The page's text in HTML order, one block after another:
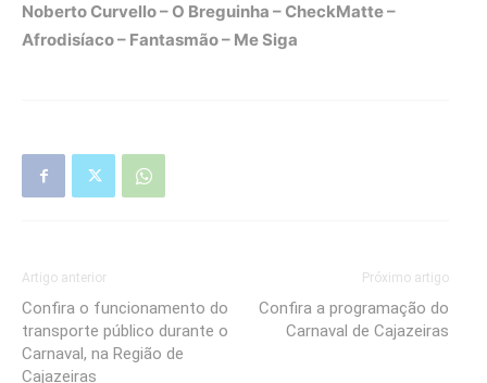
Noberto Curvello – O Breguinha – CheckMatte –
Afrodisíaco – Fantasmão – Me Siga
Artigo anterior
Confira o funcionamento do
transporte público durante o
Carnaval, na Região de
Cajazeiras
Próximo artigo
Confira a programação do
Carnaval de Cajazeiras